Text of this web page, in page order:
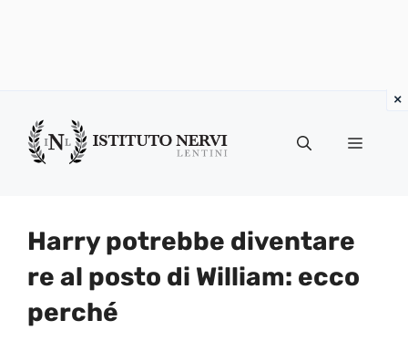
contenuto
Menu
Harry potrebbe diventare
re al posto di William: ecco
perché